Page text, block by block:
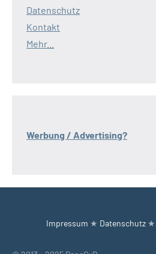
Datenschutz
Kontakt
Mehr...
Werbung / Advertising?
Impressum ★ Datenschutz★